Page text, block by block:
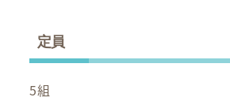
定員
5組